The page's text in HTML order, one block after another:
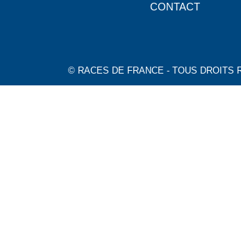
CONTACT
© RACES DE FRANCE - TOUS DROITS